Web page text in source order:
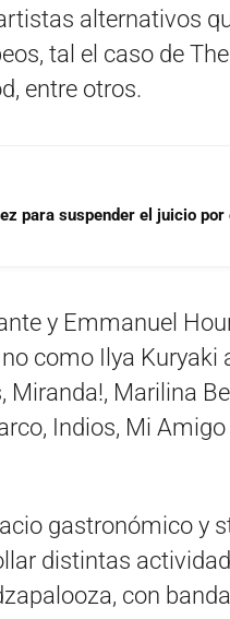
alternativos
tal el caso de
entre otros.
para suspender el juicio
y Emmanuel
como Ilya Kuryaki
Miranda!, Marilina
Indios, Mi
gastronómico y
distintas
con